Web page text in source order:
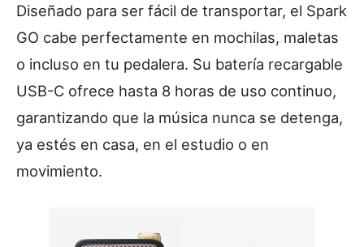
Diseñado para ser fácil de transportar, el Spark
GO cabe perfectamente en mochilas, maletas
o incluso en tu pedalera. Su batería recargable
USB-C ofrece hasta 8 horas de uso continuo,
garantizando que la música nunca se detenga,
ya estés en casa, en el estudio o en
movimiento.